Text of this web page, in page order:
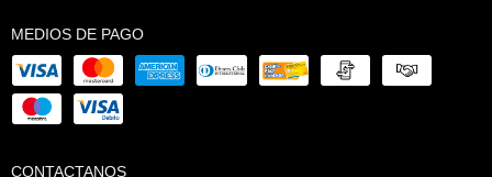
MEDIOS DE PAGO
CONTACTANOS